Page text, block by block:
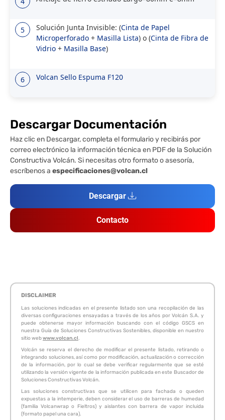
5 Solución Junta Invisible: (Cinta de Papel
Microperforado + Masilla Lista) o (Cinta de Fibra de
Vidrio + Masilla Base)
6 Volcan Sello Espuma F120
Descargar Documentación
Haz clic en Descargar, completa el formulario y recibirás por
correo electrónico la información técnica en PDF de la Solución
Constructiva Volcán. Si necesitas otro formato o asesoría,
escríbenos a especificaciones@volcan.cl
Descargar
Contacto
DISCLAIMER
Las soluciones indicadas en el presente listado son una recopilación de las
diversas configuraciones ensayadas a través de los años por Volcán S.A. y
puede obtenerse mayor información buscando con el código GSCS en
nuestra Guía de Soluciones Constructivas Sostenibles, disponible en nuestro
sitio webwww.volcan.cl.
Volcán se reserva el derecho de modificar el presente listado, retirando o
integrando soluciones, así como por modificación, actualización o corrección
de la información, por lo cual se debe verificar regularmente que se esté
utilizando la versión vigente de la información publicada en este Buscador de
Soluciones Constructivas Volcán.
Las soluciones constructivas que se utilicen para fachada o queden
expuestas a la intemperie, deben considerar el uso de barreras de humedad
(familia Volcanwrap o Fieltros) y aislantes con barrera de vapor incluida
(formato papel una cara).